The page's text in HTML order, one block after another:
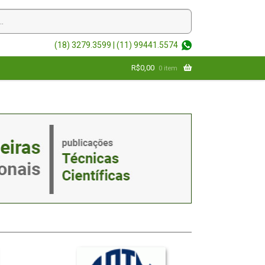
(18) 3279.3599 | (11) 99441.5574
R$0,00 0 item